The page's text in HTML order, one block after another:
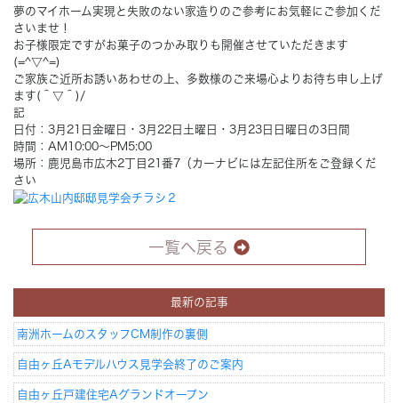
夢のマイホーム実現と失敗のない家造りのご参考にお気軽にご参加くだ
さいませ！
お子様限定ですがお菓子のつかみ取りも開催させていただきます
(=^▽^=)
ご家族ご近所お誘いあわせの上、多数様のご来場心よりお待ち申し上げ
ます(＾▽＾)/
記
日付：3月21日金曜日・3月22日土曜日・3月23日日曜日の3日間
時間：AM10:00～PM5:00
場所：鹿児島市広木2丁目21番7（カーナビには左記住所をご登録くだ
さい
一覧へ戻る
最新の記事
南洲ホームのスタッフCM制作の裏側
自由ヶ丘Aモデルハウス見学会終了のご案内
自由ヶ丘戸建住宅Aグランドオープン